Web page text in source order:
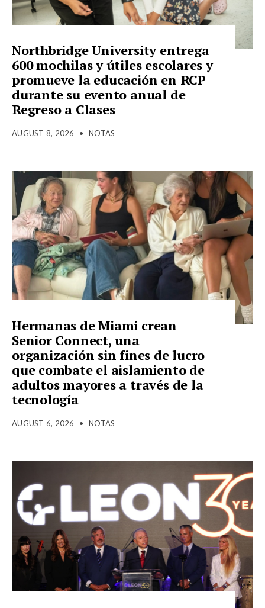
Northbridge University entrega
600 mochilas y útiles escolares y
promueve la educación en RCP
durante su evento anual de
Regreso a Clases
AUGUST 8, 2026 • NOTAS
Hermanas de Miami crean
Senior Connect, una
organización sin fines de lucro
que combate el aislamiento de
adultos mayores a través de la
tecnología
AUGUST 6, 2026 • NOTAS